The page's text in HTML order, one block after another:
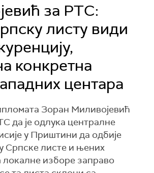
за РТС:
листу види
конкретна
центара
Зоран Миливојевић
да је одлука централне
у Приштини да одбије
Српске листе и њених
локалне изборе заправо